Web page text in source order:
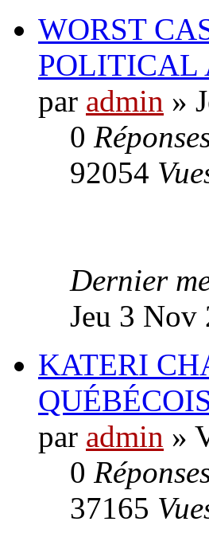
WORST
POLITICAL
par admin »
0
92054
Dernier
Jeu 3 Nov
KATERI
par admin »
0
37165